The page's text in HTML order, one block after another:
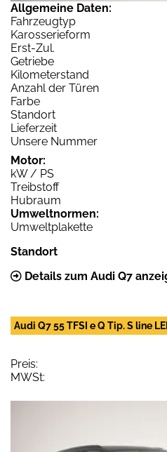
Allgemeine Daten:
Fahrzeugtyp
Karosserieform
Erst-Zul.
Getriebe
Kilometerstand
Anzahl der Türen
Farbe
Standort
Lieferzeit
Unsere Nummer
Motor:
kW / PS
Treibstoff
Hubraum
Umweltnormen:
Umweltplakette
Standort
Details zum Audi Q7
Audi Q7 55 TFSI e Q Tip. S line
Preis:
MWSt: